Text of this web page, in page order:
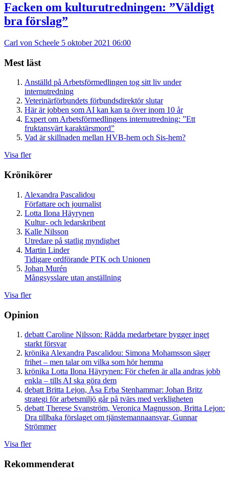
Facken om kulturutredningen: ”Väldigt
bra förslag”
Carl von Scheele 5 oktober 2021 06:00
Mest läst
Anställd på Arbetsförmedlingen tog sitt liv under
internutredning
Veterinärförbundets förbundsdirektör slutar
Här är jobben som AI kan kan ta över inom 10 år
Expert om Arbetsförmedlingens internutredning: ”Ett
fruktansvärt karaktärsmord”
Vad är skillnaden mellan HVB-hem och Sis-hem?
Visa fler
Krönikörer
Alexandra Pascalidou
Författare och journalist
Lotta Ilona Häyrynen
Kultur- och ledarskribent
Kalle Nilsson
Utredare på statlig myndighet
Martin Linder
Tidigare ordförande PTK och Unionen
Johan Murén
Mångsysslare utan anställning
Visa fler
Opinion
debatt Caroline Nilsson: Rädda medarbetare bygger inget
starkt försvar
krönika Alexandra Pascalidou: Simona Mohamsson säger
frihet – men talar om vilka som hör hemma
krönika Lotta Ilona Häyrynen: För chefen är alla andras jobb
enkla – tills AI ska göra dem
debatt Britta Lejon, Åsa Erba Stenhammar: Johan Britz
strategi för arbetsmiljö går på tvärs med verkligheten
debatt Therese Svanström, Veronica Magnusson, Britta Lejon:
Dra tillbaka förslaget om tjänstemannaansvar, Gunnar
Strömmer
Visa fler
Rekommenderat